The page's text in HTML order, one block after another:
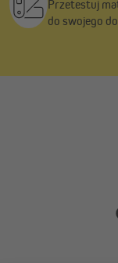
Przetestuj
do swojego